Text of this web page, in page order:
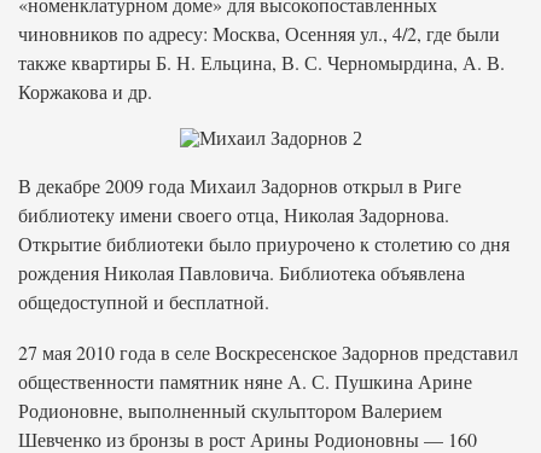
чиновников по адресу: Москва, Осенняя ул., 4/2, где были
также квартиры Б. Н. Ельцина, В. С. Черномырдина, А. В.
Коржакова и др.
В декабре 2009 года Михаил Задорнов открыл в Риге
библиотеку имени своего отца, Николая Задорнова.
Открытие библиотеки было приурочено к столетию со дня
рождения Николая Павловича. Библиотека объявлена
общедоступной и бесплатной.
27 мая 2010 года в селе Воскресенское Задорнов представил
общественности памятник няне А. С. Пушкина Арине
Родионовне, выполненный скульптором Валерием
Шевченко из бронзы в рост Арины Родионовны — 160